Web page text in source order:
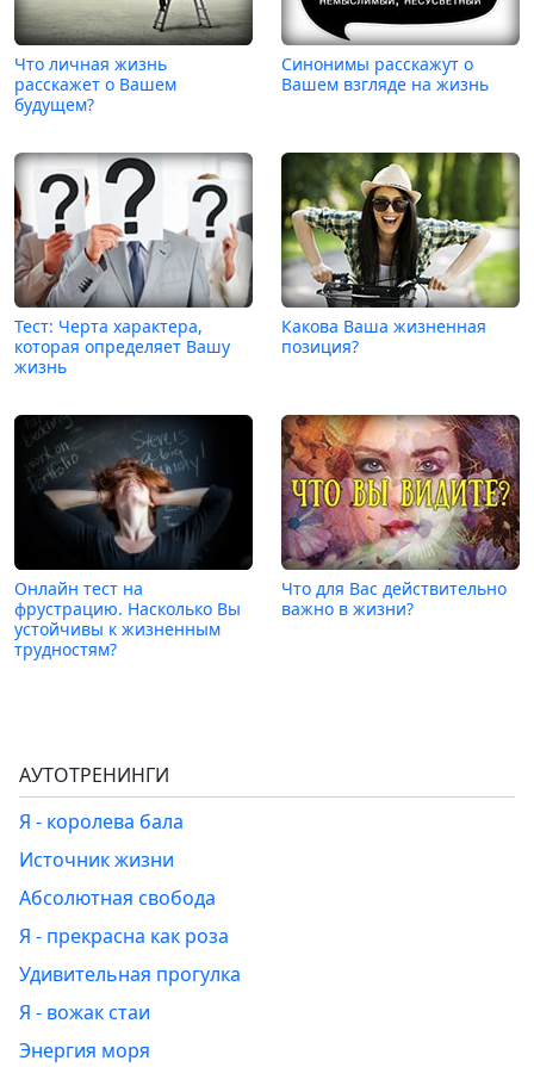
Что личная жизнь
расскажет о Вашем
будущем?
Синонимы расскажут о
Вашем взгляде на жизнь
Тест: Черта характера,
которая определяет Вашу
жизнь
Какова Ваша жизненная
позиция?
Онлайн тест на
фрустрацию. Насколько Вы
устойчивы к жизненным
трудностям?
Что для Вас действительно
важно в жизни?
АУТОТРЕНИНГИ
Я - королева бала
Источник жизни
Абсолютная свобода
Я - прекрасна как роза
Удивительная прогулка
Я - вожак стаи
Энергия моря